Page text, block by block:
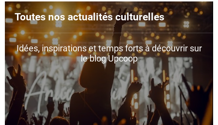
Toutes nos actualités culturelles
Idées, inspirations et temps forts à découvrir sur
le blog Upcoop